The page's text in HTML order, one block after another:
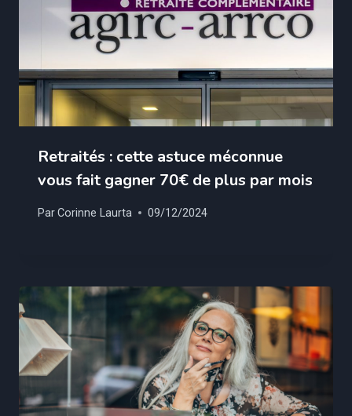
Retraités : cette astuce méconnue
vous fait gagner 70€ de plus par mois
ParCorinne Laurta 09/12/2024